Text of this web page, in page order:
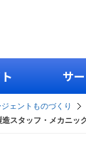
サ
ェントものづくり
造スタッフ・メカニッ